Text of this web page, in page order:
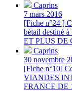
Caprins
7 mars 2016
[Fiche n°24 ]
bétail destiné
ET PLUS DE
Caprins
30 novembre
[Fiche n°10]
VIANDES
FRANCE DE